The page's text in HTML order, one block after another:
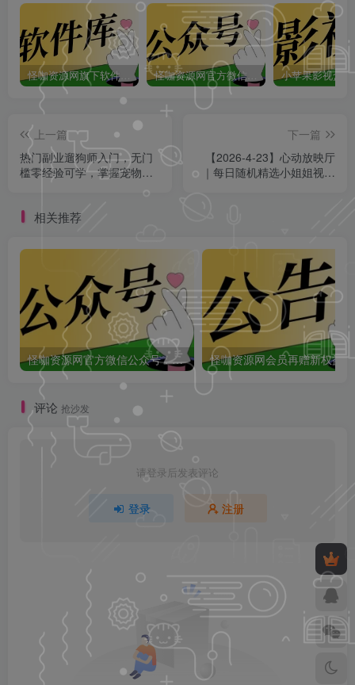
上一篇
热门副业遛狗师入门，无门
槛零经验可学，掌握宠物照
下一篇
【2026-4-23】心动放映厅
｜每日随机精选小姐姐视频
相关推荐
怪咖资源网官方微信公众号：怪咖工具箱，敬请关注！ 怪咖
评论 抢沙发
请登录后发表评论
登录 注册